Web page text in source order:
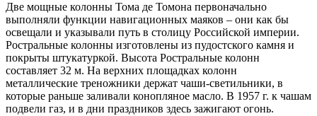
Две мощные колонны Тома де Томона первоначально
выполняли функции навигационных маяков – они как бы
освещали и указывали путь в столицу Российской империи.
Ростральные колонны изготовлены из пудостского камня и
покрыты штукатуркой. Высота Ростральные колонн
составляет 32 м. На верхних площадках колонн
металлические треножники держат чаши-светильники, в
которые раньше заливали конопляное масло. В 1957 г. к чашам
подвели газ, и в дни праздников здесь зажигают огонь.